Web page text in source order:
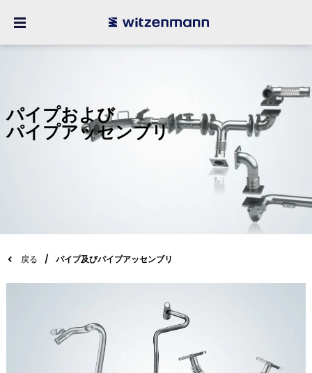
パイプおよび
パイプアッセンブリ
戻る パイプ及びパイプアッセンブリ